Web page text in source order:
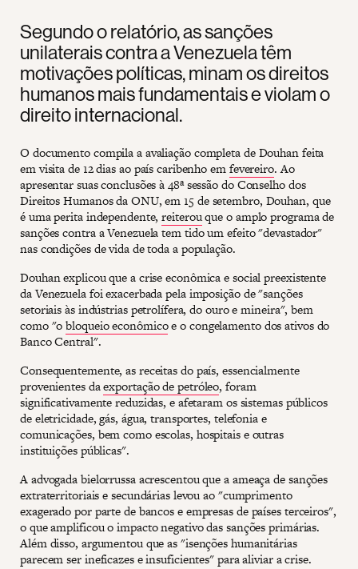
Segundo o relatório, as sanções
unilaterais contra a Venezuela têm
motivações políticas, minam os direitos
humanos mais fundamentais e violam o
direito internacional.
O documento compila a avaliação completa de Douhan feita
em visita de 12 dias ao país caribenho emfevereiro. Ao
apresentar suas conclusões à 48ª sessão do Conselho dos
Direitos Humanos da ONU, em 15 de setembro, Douhan, que
é uma perita independente,reiterouque o amplo programa de
sanções contra a Venezuela tem tido um efeito "devastador"
nas condições de vida de toda a população.
Douhan explicou que a crise econômica e social preexistente
da Venezuela foi exacerbada pela imposição de "sanções
setoriais às indústrias petrolífera, do ouro e mineira", bem
como "obloqueio econômicoe o congelamento dos ativos do
Banco Central".
Consequentemente, as receitas do país, essencialmente
provenientes daexportação de petróleo, foram
significativamente reduzidas, e afetaram os sistemas públicos
de eletricidade, gás, água, transportes, telefonia e
comunicações, bem como escolas, hospitais e outras
instituições públicas".
A advogada bielorrussa acrescentou que a ameaça de sanções
extraterritoriais e secundárias levou ao "cumprimento
exagerado por parte de bancos e empresas de países terceiros",
o que amplificou o impacto negativo das sanções primárias.
Além disso, argumentou que as "isenções humanitárias
parecem ser ineficazes e insuficientes" para aliviar a crise.